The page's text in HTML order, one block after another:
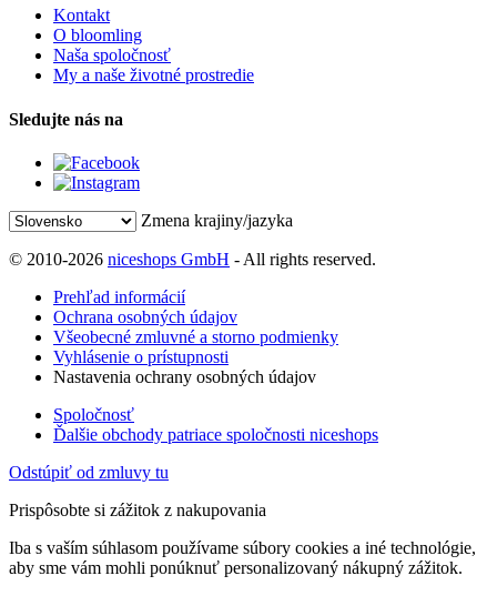
Kontakt
O bloomling
Naša spoločnosť
My a naše životné prostredie
Sledujte nás na
Zmena krajiny/jazyka
© 2010-2026 niceshops GmbH - All rights reserved.
Prehľad informácií
Ochrana osobných údajov
Všeobecné zmluvné a storno podmienky
Vyhlásenie o prístupnosti
Nastavenia ochrany osobných údajov
Spoločnosť
Ďalšie obchody patriace spoločnosti niceshops
Odstúpiť od zmluvy tu
Prispôsobte si zážitok z nakupovania
Iba s vaším súhlasom používame súbory cookies a iné technológie,
aby sme vám mohli ponúknuť personalizovaný nákupný zážitok.